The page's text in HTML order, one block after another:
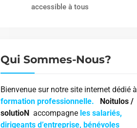
accessible à tous
Qui Sommes-Nous?
Bienvenue sur notre site internet dédié à
formation professionnelle.
Noitulos /
solutioN accompagne les salariés,
dirigeants d’entreprise, bénévoles